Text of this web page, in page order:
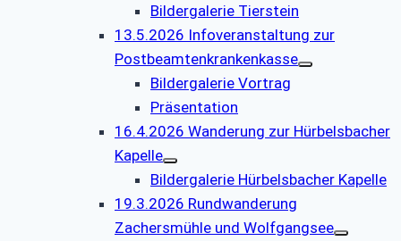
Bildergalerie Tierstein
13.5.2026 Infoveranstaltung zur
Postbeamtenkrankenkasse
Bildergalerie Vortrag
Präsentation
16.4.2026 Wanderung zur Hürbelsbacher
Kapelle
Bildergalerie Hürbelsbacher Kapelle
19.3.2026 Rundwanderung
Zachersmühle und Wolfgangsee